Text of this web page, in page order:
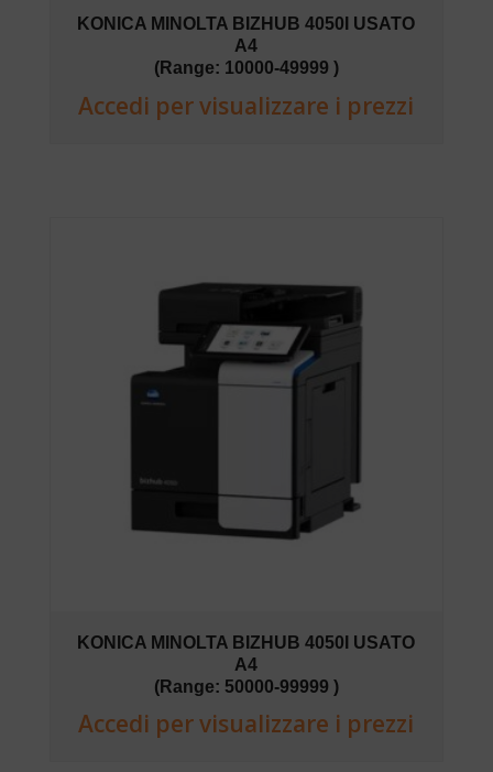
KONICA MINOLTA BIZHUB 4050I USATO
A4
(Range: 10000-49999 )
Accedi per visualizzare i prezzi
KONICA MINOLTA BIZHUB 4050I USATO
A4
(Range: 50000-99999 )
Accedi per visualizzare i prezzi